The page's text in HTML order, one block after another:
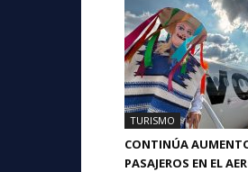
TURISMO
CONTINÚA
PASAJEROS EN EL